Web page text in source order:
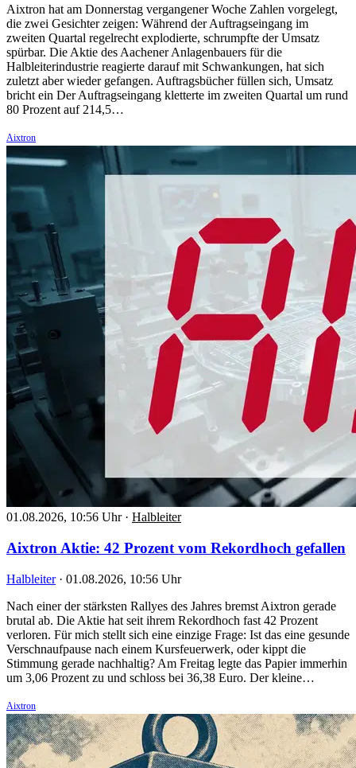
Aixtron hat am Donnerstag vergangener Woche Zahlen vorgelegt,
die zwei Gesichter zeigen: Während der Auftragseingang im
zweiten Quartal regelrecht explodierte, schrumpfte der Umsatz
spürbar. Die Aktie des Aachener Anlagenbauers für die
Halbleiterindustrie reagierte darauf mit Schwankungen, hat sich
zuletzt aber wieder gefangen. Auftragsbücher füllen sich, Umsatz
bricht ein Der Auftragseingang kletterte im zweiten Quartal um rund
80 Prozent auf 214,5…
Aixtron
01.08.2026, 10:56 Uhr · Halbleiter
Aixtron Aktie: 42 Prozent vom Rekordhoch gefallen
Halbleiter · 01.08.2026, 10:56 Uhr
Nach einer der stärksten Rallyes des Jahres bremst Aixtron gerade
brutal ab. Die Aktie hat seit ihrem Rekordhoch fast 42 Prozent
verloren. Für mich stellt sich eine einzige Frage: Ist das eine gesunde
Verschnaufpause nach einem Kursfeuerwerk, oder kippt die
Stimmung gerade nachhaltig? Am Freitag legte das Papier immerhin
um 3,06 Prozent zu und schloss bei 36,38 Euro. Der kleine…
Aixtron